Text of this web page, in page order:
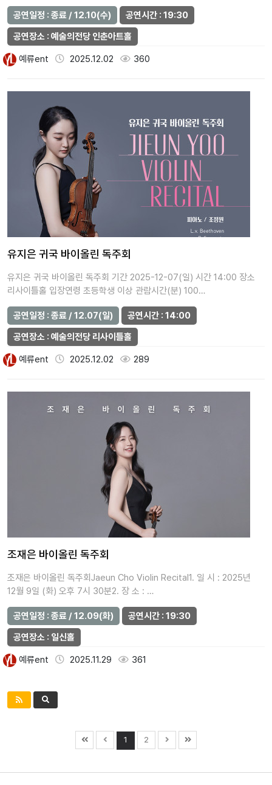
공연일정 : 종료 / 12.10(수)
공연시간 : 19:30
공연장소 : 예술의전당 인춘아트홀
예류ent 2025.12.02 360
유지은 귀국 바이올린 독주회
유지은 귀국 바이올린 독주회 기간 2025-12-07(일) 시간 14:00 장소
리사이틀홀 입장연령 초등학생 이상 관람시간(분) 100…
공연일정 : 종료 / 12.07(일)
공연시간 : 14:00
공연장소 : 예술의전당 리사이틀홀
예류ent 2025.12.02 289
조재은 바이올린 독주회
조재은 바이올린 독주회Jaeun Cho Violin Recital1. 일 시 : 2025년
12월 9일 (화) 오후 7시 30분2. 장 소 : …
공연일정 : 종료 / 12.09(화)
공연시간 : 19:30
공연장소 : 일신홀
예류ent 2025.11.29 361
1 2